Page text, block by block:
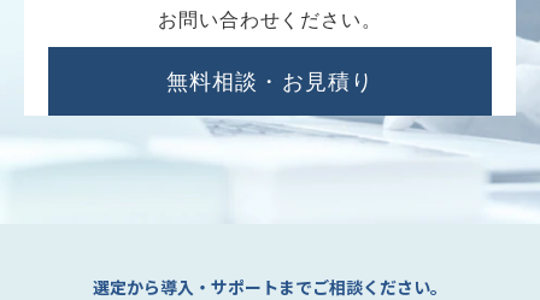
お問い合わせください。
無料相談・お見積り
選定から導入・サポートまでご相談ください。